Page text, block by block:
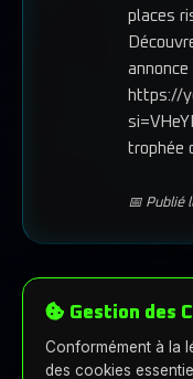
places
annonce
https://
trophée
📅 Publié
Gestion des
Conformément à la
des cookies